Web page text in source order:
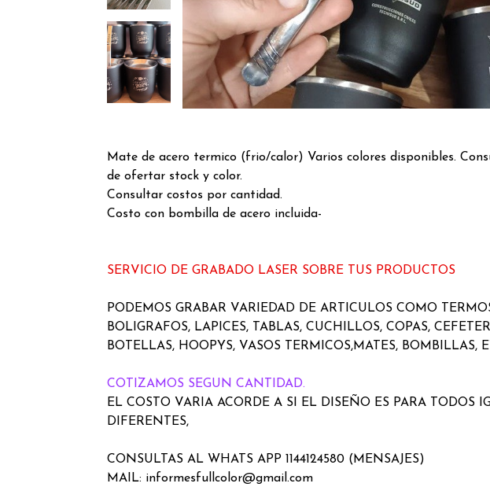
Mate de acero termico (frio/calor) Varios colores disponibles.
de ofertar stock y color.
Consultar costos por cantidad.
Costo con bombilla de acero incluida-
SERVICIO DE GRABADO LASER SOBRE TUS PRODUCTOS
PODEMOS GRABAR VARIEDAD DE ARTICULOS COMO
BOLIGRAFOS, LAPICES, TABLAS, CUCHILLOS, COPAS,
BOTELLAS, HOOPYS, VASOS TERMICOS,MATES, BOMBILLAS,
COTIZAMOS SEGUN CANTIDAD.
EL COSTO VARIA ACORDE A SI EL DISEÑO ES PARA TODOS
DIFERENTES,
CONSULTAS AL WHATS APP 1144124580 (MENSAJES)
MAIL: informesfullcolor@gmail.com